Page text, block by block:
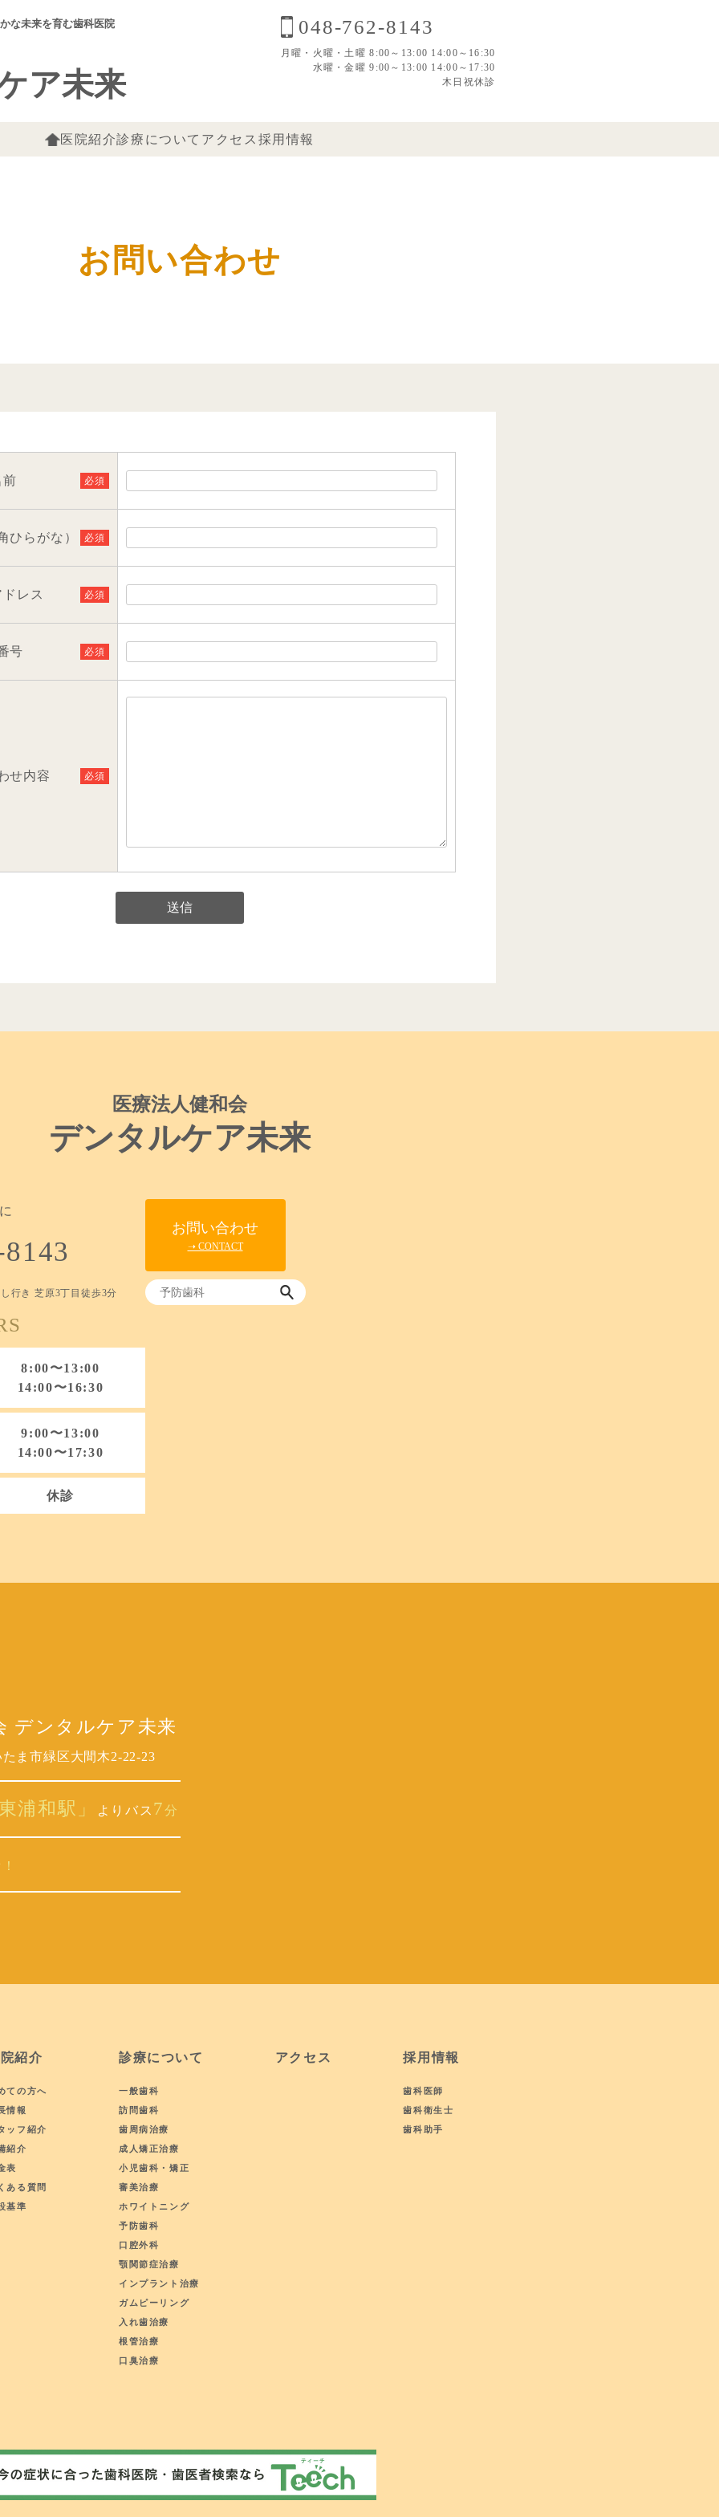
な未来を育む歯科医院
ア未来
048-762-8143
月曜・火曜・土曜 8:00～13:00 14:00～16:30
水曜・金曜 9:00～13:00 14:00～17:30
木日祝休診
医院紹介診療について アクセス 採用情報
お問い合わせ
前 必須
ひらがな） 必須
レス 必須
号 必須
せ内容 必須
医療法人健和会
デンタルケア未来
行き 芝原3丁目徒歩3分
8:00〜13:00
14:00〜16:30
9:00〜13:00
14:00〜17:30
休診
お問い合わせ
➝ CONTACT
デンタルケア未来
ま市緑区大間木2-22-23
浦和駅」 よりバス 7分
紹介
ての方へ
情報
ッフ紹介
紹介
表
ある質問
基準
診療について
一般歯科
訪問歯科
歯周病治療
成人矯正治療
小児歯科・矯正
審美治療
ホワイトニング
予防歯科
口腔外科
顎関節症治療
インプラント治療
ガムピーリング
入れ歯治療
根管治療
口臭治療
アクセス 採用情報
歯科医師
歯科衛生士
歯科助手